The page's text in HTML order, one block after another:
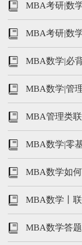
MBA考研|数
MBA考研|数
MBA数学|必
MBA数学|管
MBA管理类
MBA数学|零
MBA数学如
MBA数学丨
MBA数学答